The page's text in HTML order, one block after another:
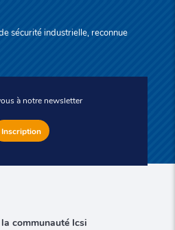
sécurité industrielle, reconnue
à notre newsletter
Inscription
communauté Icsi